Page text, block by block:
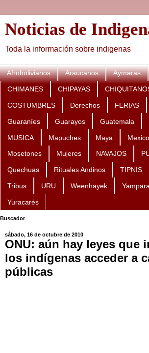
Noticias de
Toda la información sobre indigenas
Afrobolivianos Araucanos Aymaras
CHIMANES CHIPAYAS
COSTUMBRES Derechos FERIAS
Guaraníes Guarayos Guatemala
MUSICA Mapuches Maya Mexico
Mosetones Mujeres NAVAJOS
Quechuas Rituales Andinos TIPNIS
Tribus URU Weenhayek Yampara
Yuracarés
Buscador
sábado, 16 de octubre de 2010
ONU: aún hay leyes que
los indígenas acceder a
públicas